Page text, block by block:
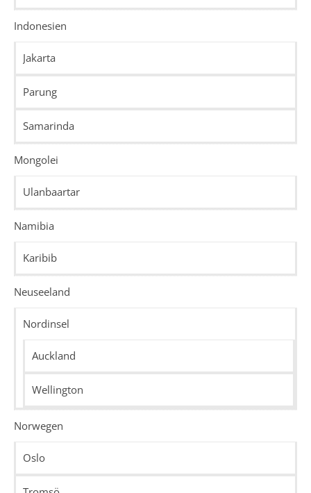
Indonesien
Jakarta
Parung
Samarinda
Mongolei
Ulanbaartar
Namibia
Karibib
Neuseeland
Nordinsel
Auckland
Wellington
Norwegen
Oslo